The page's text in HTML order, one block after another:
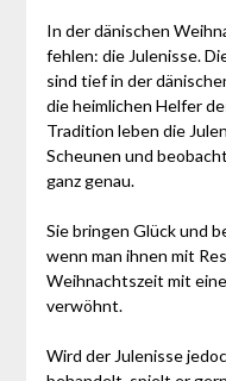
In der dänischen
fehlen: die Julenisse.
sind tief in der
die heimlichen Helfer
Tradition leben die
Scheunen und
ganz genau.
Sie bringen Glück und
wenn man ihnen mit
Weihnachtszeit mit
verwöhnt.
Wird der Julenisse